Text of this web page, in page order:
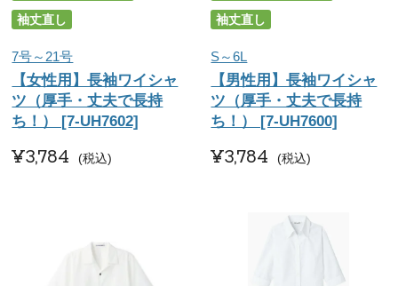
袖丈直し
7号～21号
【女性用】長袖ワイシャ
ツ（厚手・丈夫で長持
ち！） [7-UH7602]
¥3,784 税込
袖丈直し
S～6L
【男性用】長袖ワイシャ
ツ（厚手・丈夫で長持
ち！） [7-UH7600]
¥3,784 税込